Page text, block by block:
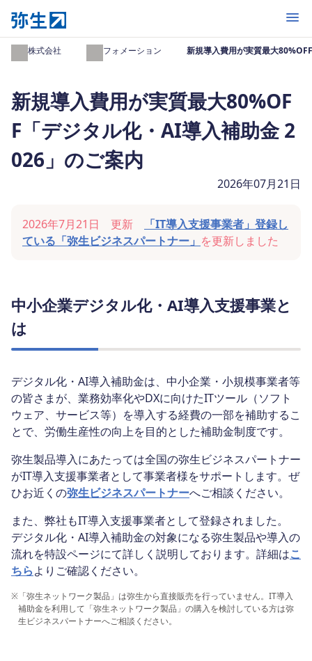
開く
弥生株式会社 インフォメーション 新規導入費用が実質最大
新規導入費用が実質最大80%OF
F「デジタル化・AI導入補助金 2
026」のご案内
2026年07月21日
2026年7月21日 更新
「IT導入支援事業者」登録し
ている「弥生ビジネスパートナー」 を更新しました
中小企業デジタル化・AI導入支援事業と
は
デジタル化・AI導入補助金は、中小企業・小規模事業者等
の皆さまが、業務効率化やDXに向けたITツール（ソフト
ウェア、サービス等）を導入する経費の一部を補助するこ
とで、労働生産性の向上を目的とした補助金制度です。
弥生製品導入にあたっては全国の弥生ビジネスパートナー
がIT導入支援事業者として事業者様をサポートします。ぜ
ひお近くの弥生ビジネスパートナーへご相談ください。
また、弊社もIT導入支援事業者として登録されました。
デジタル化・AI導入補助金の対象になる弥生製品や導入の
流れを特設ページにて詳しく説明しております。詳細はこ
ちらよりご確認ください。
※ 「弥生ネットワーク製品」は弥生から直接販売を行っていません。IT導入
補助金を利用して「弥生ネットワーク製品」の購入を検討している方は弥
生ビジネスパートナーへご相談ください。